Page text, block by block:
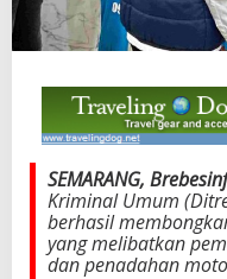
SEMARANG,
Kriminal Umum
berhasil
yang melibatkan
dan penadahan